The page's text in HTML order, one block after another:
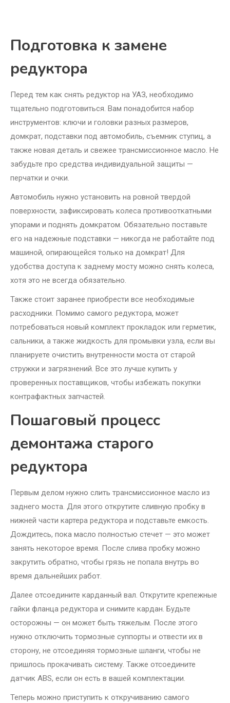
Подготовка к замене
редуктора
Перед тем как снять редуктор на УАЗ, необходимо
тщательно подготовиться. Вам понадобится набор
инструментов: ключи и головки разных размеров,
домкрат, подставки под автомобиль, съемник ступиц, а
также новая деталь и свежее трансмиссионное масло. Не
забудьте про средства индивидуальной защиты —
перчатки и очки.
Автомобиль нужно установить на ровной твердой
поверхности, зафиксировать колеса противооткатными
упорами и поднять домкратом. Обязательно поставьте
его на надежные подставки — никогда не работайте под
машиной, опирающейся только на домкрат! Для
удобства доступа к заднему мосту можно снять колеса,
хотя это не всегда обязательно.
Также стоит заранее приобрести все необходимые
расходники. Помимо самого редуктора, может
потребоваться новый комплект прокладок или герметик,
сальники, а также жидкость для промывки узла, если вы
планируете очистить внутренности моста от старой
стружки и загрязнений. Все это лучше купить у
проверенных поставщиков, чтобы избежать покупки
контрафактных запчастей.
Пошаговый процесс
демонтажа старого
редуктора
Первым делом нужно слить трансмиссионное масло из
заднего моста. Для этого открутите сливную пробку в
нижней части картера редуктора и подставьте емкость.
Дождитесь, пока масло полностью стечет — это может
занять некоторое время. После слива пробку можно
закрутить обратно, чтобы грязь не попала внутрь во
время дальнейших работ.
Далее отсоедините карданный вал. Открутите крепежные
гайки фланца редуктора и снимите кардан. Будьте
осторожны — он может быть тяжелым. После этого
нужно отключить тормозные суппорты и отвести их в
сторону, не отсоединяя тормозные шланги, чтобы не
пришлось прокачивать систему. Также отсоедините
датчик ABS, если он есть в вашей комплектации.
Теперь можно приступить к откручиванию самого